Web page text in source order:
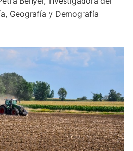
Geografía y Demografía